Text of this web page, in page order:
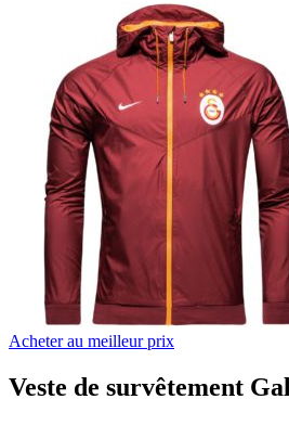
Acheter au meilleur prix
Veste de survêtement